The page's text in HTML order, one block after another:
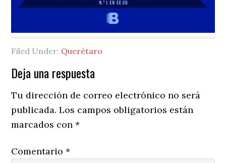
Filed Under: Querétaro
Reader
Interactions
Deja una respuesta
Tu dirección de correo electrónico no será
publicada. Los campos obligatorios están
marcados con*
Comentario*